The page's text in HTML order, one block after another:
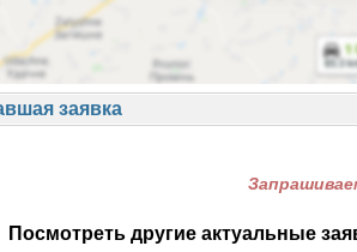
заявка
Посмотреть другие актуальные